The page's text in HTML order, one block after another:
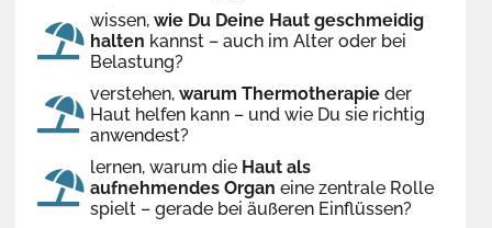
wissen, wie Du Deine Haut geschmeidig
halten kannst – auch im Alter oder bei
Belastung?
verstehen, warum Thermotherapieder
Haut helfen kann – und wie Du sie richtig
anwendest?
lernen, warum die Haut als
aufnehmendes Organ eine zentrale Rolle
spielt – gerade bei äußeren Einflüssen?